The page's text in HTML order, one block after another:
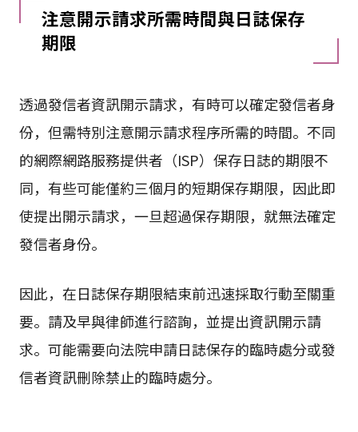
注意開示請求所需時間與日誌保存
期限
透過發信者資訊開示請求，有時可以確定發信者身
份，但需特別注意開示請求程序所需的時間。不同
的網際網路服務提供者（ISP）保存日誌的期限不
同，有些可能僅約三個月的短期保存期限，因此即
使提出開示請求，一旦超過保存期限，就無法確定
發信者身份。
因此，在日誌保存期限結束前迅速採取行動至關重
要。請及早與律師進行諮詢，並提出資訊開示請
求。可能需要向法院申請日誌保存的臨時處分或發
信者資訊刪除禁止的臨時處分。